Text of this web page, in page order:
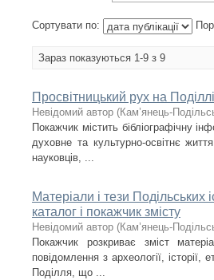
Сортувати по:
Зараз показуються 1-9 з 9
Просвітницький рух на Поділлі
Невідомий автор (Кам’янець-
Покажчик містить бібліографічну
духовне та культурно-освітнє
науковців, ...
Матеріали і тези
каталог і покажчик змісту
Невідомий автор (Кам’янець-
Покажчик розкриває зміст
повідомлення з археології,
Поділля, що ...